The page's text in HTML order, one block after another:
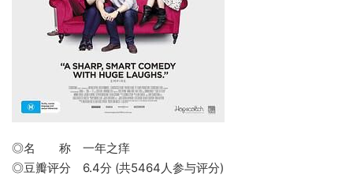
◎名 称 一年之痒
◎豆瓣评分 6.4分 (共5464人参与评分)